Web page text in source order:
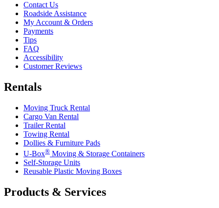
Contact Us
Roadside Assistance
My Account & Orders
Payments
Tips
FAQ
Accessibility
Customer Reviews
Rentals
Moving Truck Rental
Cargo Van Rental
Trailer Rental
Towing Rental
Dollies & Furniture Pads
U-Box® Moving & Storage Containers
Self-Storage Units
Reusable Plastic Moving Boxes
Products & Services